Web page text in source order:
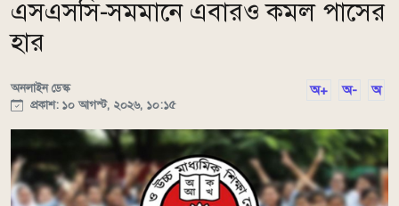
এসএসসি-সমমানে এবারও কমল পাসের
হার
অনলাইন ডেস্ক
প্রকাশ: ১০ আগস্ট, ২০২৬, ১০:১৫
অ+ অ- অ